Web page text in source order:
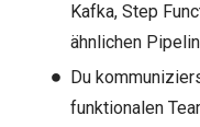
Kafka, Step
ähnlichen
Du
funktionalen